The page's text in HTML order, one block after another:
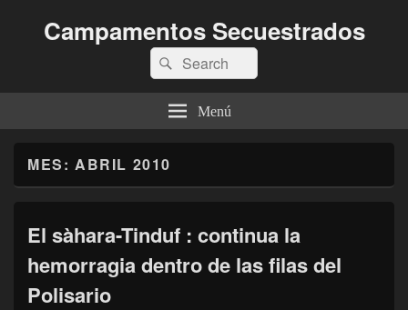
Campamentos Secuestrados
Buscar
por:
Buscar
Menú
MES: ABRIL 2010
El sàhara-Tinduf : continua la
hemorragia dentro de las filas del
Polisario